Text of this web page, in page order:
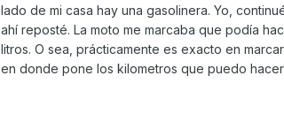
lado de mi casa hay una gasolinera. Yo,
ahí reposté. La moto me marcaba que podía
litros. O sea, prácticamente es exacto en
en donde pone los kilometros que puedo hacer.